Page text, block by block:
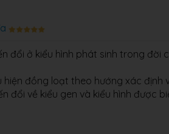
đổi ở kiểu hình phát sinh trong
hiện đồng loạt theo hướng xác định
đổi về kiểu gen và kiểu hình được